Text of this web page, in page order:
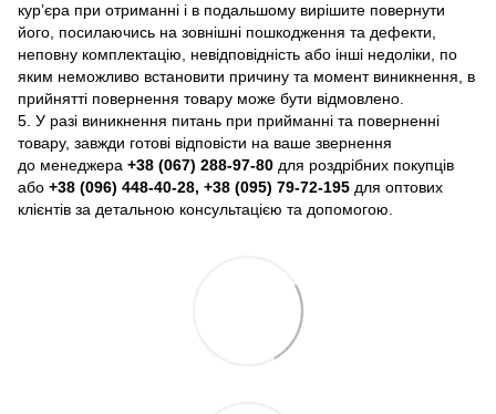
кур’єра при отриманні і в подальшому вирішите повернути
його, посилаючись на зовнішні пошкодження та дефекти,
неповну комплектацію, невідповідність або інші недоліки, по
яким неможливо встановити причину та момент виникнення, в
прийнятті повернення товару може бути відмовлено.
5. У разі виникнення питань при прийманні та поверненні
товару, завжди готові відповісти на ваше звернення
до менеджера +38 (067) 288-97-80 для роздрібних покупців
або +38 (096) 448-40-28, +38 (095) 79-72-195 для оптових
клієнтів за детальною консультацією та допомогою.